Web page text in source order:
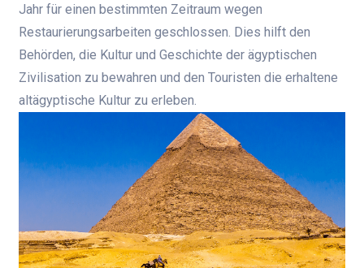
Jahr für einen bestimmten Zeitraum wegen
Restaurierungsarbeiten geschlossen. Dies hilft den
Behörden, die Kultur und Geschichte der ägyptischen
Zivilisation zu bewahren und den Touristen die erhaltene
altägyptische Kultur zu erleben.